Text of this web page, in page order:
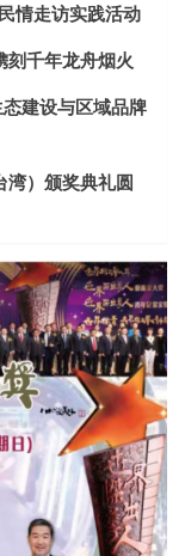
情走访实践活动
刻千年龙舟烟火
建设与区域品牌
湾）颁奖典礼圆